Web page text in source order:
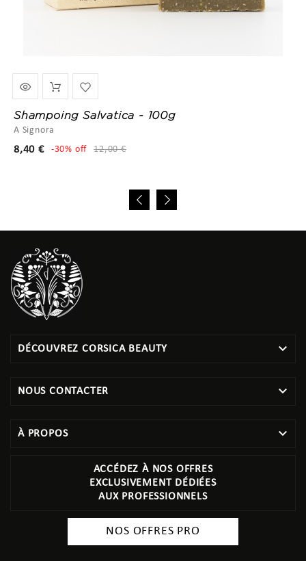
Shampoing Salvatica - 100g
A Signora
8,40 €
Prix
-30% off 12,00 €
DÉCOUVREZ CORSICA BEAUTY 
NOUS CONTACTER 
À PROPOS 
ACCÉDEZ À NOS OFFRES
EXCLUSIVEMENT DÉDIÉES
AUX PROFESSIONNELS
NOS OFFRES PRO